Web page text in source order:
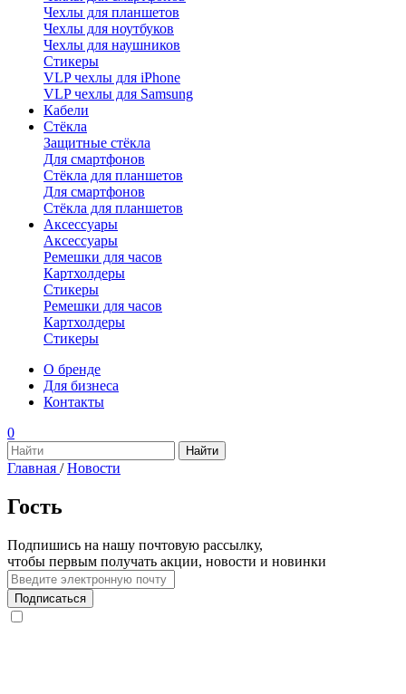
Чехлы для планшетов
Чехлы для ноутбуков
Чехлы для наушников
Стикеры
VLP чехлы для iPhone
VLP чехлы для Samsung
Кабели
Стёкла
Защитные стёкла
Для смартфонов
Стёкла для планшетов
Для смартфонов
Стёкла для планшетов
Аксессуары
Аксессуары
Ремешки для часов
Картхолдеры
Стикеры
Ремешки для часов
Картхолдеры
Стикеры
О бренде
Для бизнеса
Контакты
0
Главная / Новости
Гость
Подпишись на нашу почтовую рассылку,
чтобы первым получать акции, новости и новинки
Подписаться